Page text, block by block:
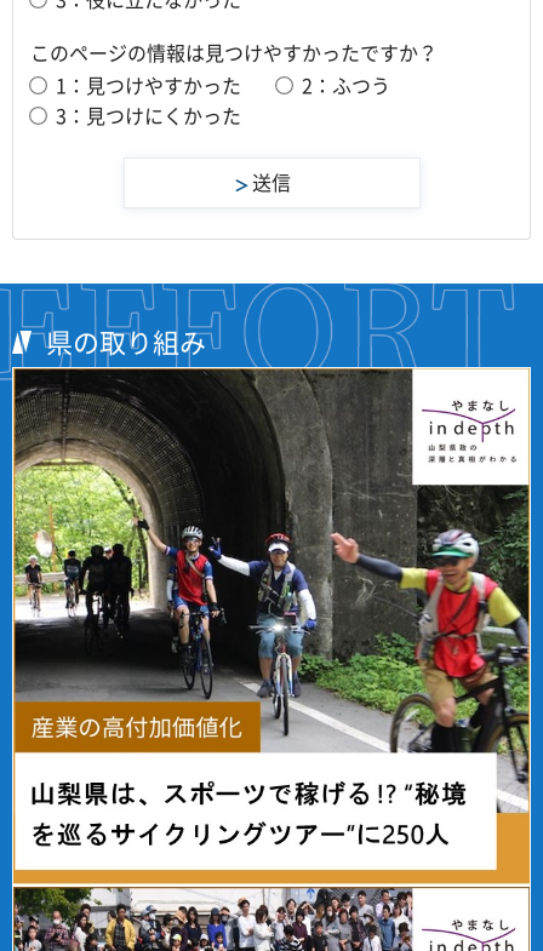
このページの情報は見つけやすかったですか？
1：見つけやすかった
2：ふつう
3：見つけにくかった
県の取り組み